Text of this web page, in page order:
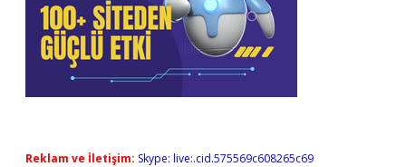
Reklam ve İletişim: Skype: live:.cid.575569c608265c69